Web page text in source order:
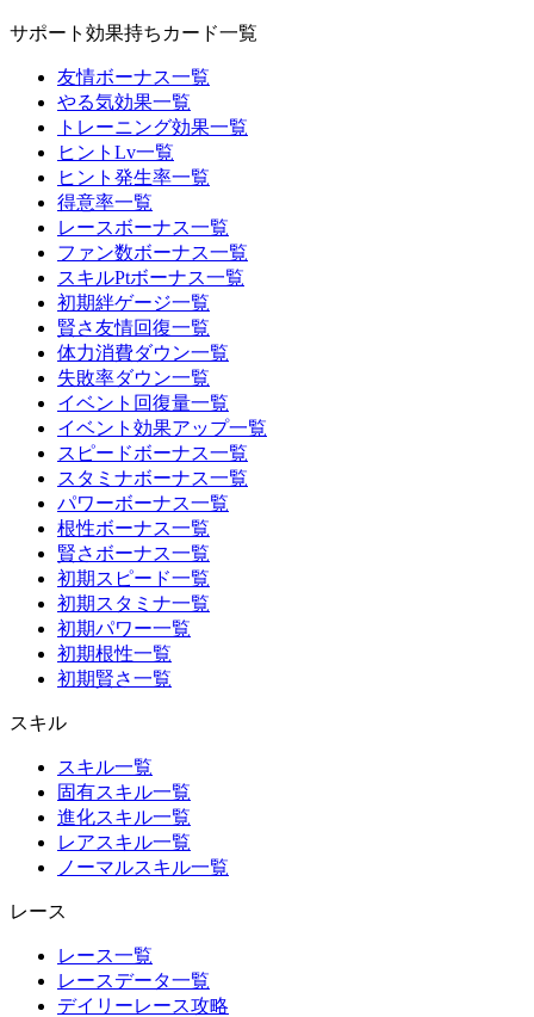
サポート効果持ちカード一覧
友情ボーナス一覧
やる気効果一覧
トレーニング効果一覧
ヒントLv一覧
ヒント発生率一覧
得意率一覧
レースボーナス一覧
ファン数ボーナス一覧
スキルPtボーナス一覧
初期絆ゲージ一覧
賢さ友情回復一覧
体力消費ダウン一覧
失敗率ダウン一覧
イベント回復量一覧
イベント効果アップ一覧
スピードボーナス一覧
スタミナボーナス一覧
パワーボーナス一覧
根性ボーナス一覧
賢さボーナス一覧
初期スピード一覧
初期スタミナ一覧
初期パワー一覧
初期根性一覧
初期賢さ一覧
スキル
スキル一覧
固有スキル一覧
進化スキル一覧
レアスキル一覧
ノーマルスキル一覧
レース
レース一覧
レースデータ一覧
デイリーレース攻略